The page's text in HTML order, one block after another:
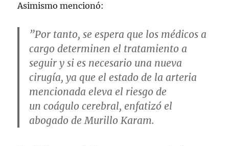
Asimismo mencionó:
”Por tanto, se espera que los médicos a
cargo determinen el tratamiento a
seguir y si es necesario una nueva
cirugía, ya que el estado de la arteria
mencionada eleva el riesgo de
un coágulo cerebral, enfatizó el
abogado deMurillo Karam.